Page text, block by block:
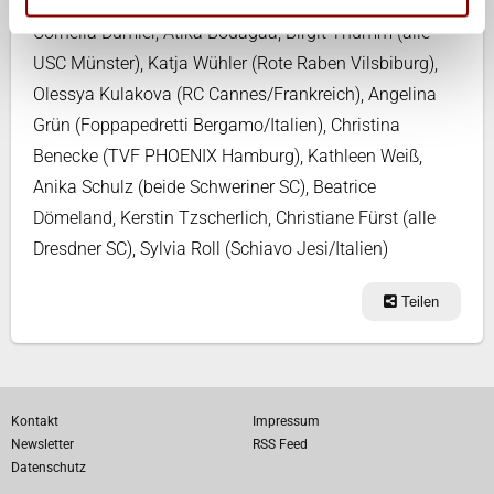
Cornelia Dumler, Atika Bouagaa, Birgit Thumm (alle
USC Münster), Katja Wühler (Rote Raben Vilsbiburg),
Olessya Kulakova (RC Cannes/Frankreich), Angelina
Grün (Foppapedretti Bergamo/Italien), Christina
Benecke (TVF PHOENIX Hamburg), Kathleen Weiß,
Anika Schulz (beide Schweriner SC), Beatrice
Dömeland, Kerstin Tzscherlich, Christiane Fürst (alle
Dresdner SC), Sylvia Roll (Schiavo Jesi/Italien)
Teilen
Kontakt
Impressum
Newsletter
RSS Feed
Datenschutz